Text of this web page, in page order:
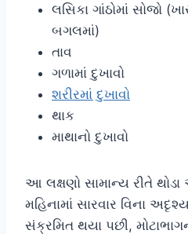
લસિકા ગાંઠોમાં સોજો
બગલમાં)
તાવ
ગળામાં દુખાવો
શરીરમાં દુખાવો
થાક
માથાનો દુખાવો
આ લક્ષણો સામાન્ય રીતે
મહિનામાં સારવાર વિના
સંક્રમિત થયા પછી,